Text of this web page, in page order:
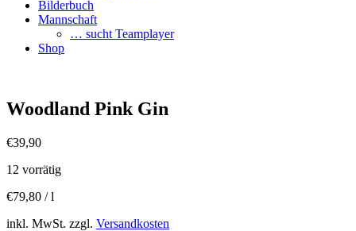
Bilderbuch
Mannschaft
… sucht Teamplayer
Shop
Woodland Pink Gin
€39,90
12 vorrätig
€79,80 /l
inkl. MwSt. zzgl. Versandkosten